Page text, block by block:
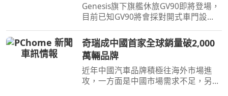
Genesis旗下旗艦休旅GV90即將登場，
目前已知GV90將會採對開式車門設
奇瑞成中國首家全球銷量破2,000
萬輛品牌
近年中國汽車品牌積極往海外市場進
攻，一方面是中國市場需求不足，另一